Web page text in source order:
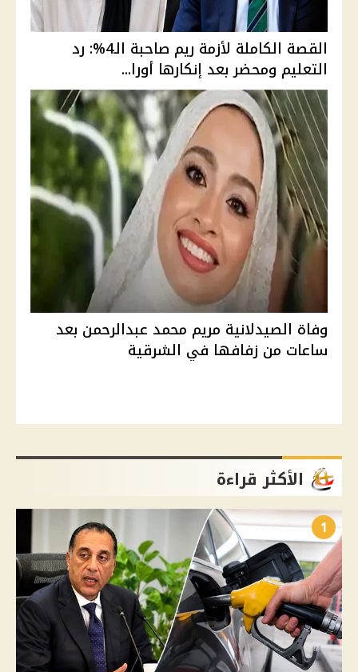
القصة الكاملة لأزمة ريم صاحبة الـ4%: رد
التعليم ومحضر بعد إنكارها أورا...
وفاة الصيدلانية مريم محمد عبدالرحمن بعد
ساعات من زفافها في الشرقية
الأكثر قراءة
1